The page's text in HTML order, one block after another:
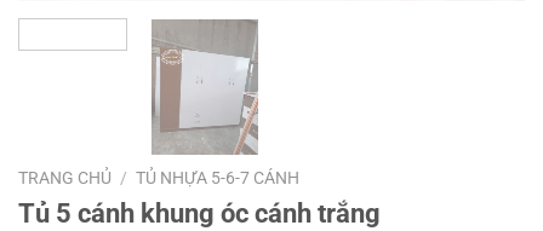
TRANG CHỦ / TỦ NHỰA 5-6-7 CÁNH
Tủ 5 cánh khung óc cánh trắng